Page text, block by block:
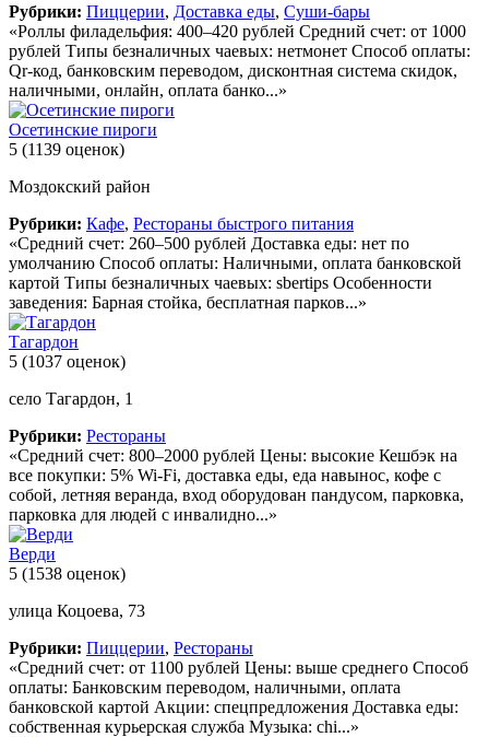
Рубрики: Пиццерии, Доставка еды, Суши-бары
«Роллы филадельфия: 400–420 рублей Средний счет: от 1000
рублей Типы безналичных чаевых: нетмонет Способ оплаты:
Qr-код, банковским переводом, дисконтная система скидок,
наличными, онлайн, оплата банко...»
Осетинские пироги
5 (1139 оценок)
Моздокский район
Рубрики: Кафе, Рестораны быстрого питания
«Средний счет: 260–500 рублей Доставка еды: нет по
умолчанию Способ оплаты: Наличными, оплата банковской
картой Типы безналичных чаевых: sbertips Особенности
заведения: Барная стойка, бесплатная парков...»
Тагардон
5 (1037 оценок)
село Тагардон, 1
Рубрики: Рестораны
«Средний счет: 800–2000 рублей Цены: высокие Кешбэк на
все покупки: 5% Wi-Fi, доставка еды, еда навынос, кофе с
собой, летняя веранда, вход оборудован пандусом, парковка,
парковка для людей с инвалидно...»
Верди
5 (1538 оценок)
улица Коцоева, 73
Рубрики: Пиццерии, Рестораны
«Средний счет: от 1100 рублей Цены: выше среднего Способ
оплаты: Банковским переводом, наличными, оплата
банковской картой Акции: спецпредложения Доставка еды:
собственная курьерская служба Музыка: chi...»